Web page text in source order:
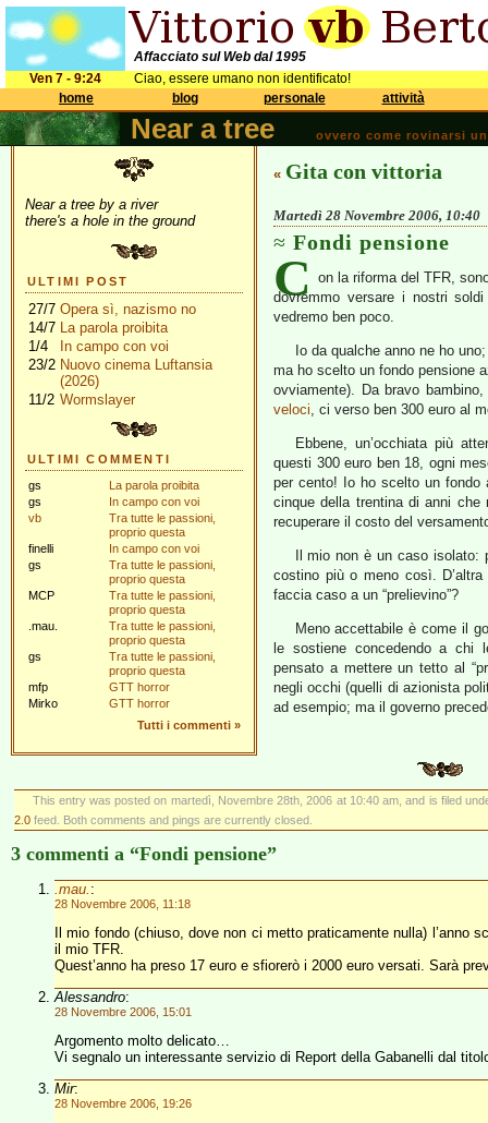
Affacciato sul Web dal 1995
Ven 7 - 9:24
Ciao, essere umano non identificato!
home
blog personale attività
Near a tree ovvero come rovinarsi
Near a tree by a river
there's a hole in the ground
ULTIMI POST
27/7 Opera sì, nazismo no
14/7 La parola proibita
1/4
In campo con voi
23/2 Nuovo cinema Luftansia
(2026)
11/2 Wormslayer
ULTIMI COMMENTI
gs
La parola proibita
gs
In campo con voi
vb
Tra tutte le passioni,
proprio questa
finelli
In campo con voi
gs
Tra tutte le passioni,
proprio questa
MCP
Tra tutte le passioni,
proprio questa
.mau.
Tra tutte le passioni,
proprio questa
gs
Tra tutte le passioni,
proprio questa
mfp
GTT horror
Mirko
GTT horror
Tutti i commenti »
« Gita con vittoria
Martedì 28 Novembre 2006, 10:40
Fondi pensione
C
on la riforma del TFR,
dovremmo versare i nostri
vedremo ben poco.
Io da qualche anno ne ho
ma ho scelto un fondo pensione
ovviamente). Da bravo
veloci, ci verso ben 300 euro al
Ebbene, un’occhiata più
questi 300 euro ben 18, ogni
per cento! Io ho scelto un fondo
cinque della trentina di anni che
recuperare il costo del
Il mio non è un caso
costino più o meno così.
faccia caso a un “prelievino”?
Meno accettabile è come il
le sostiene concedendo a chi
pensato a mettere un tetto al
negli occhi (quelli di azionista
ad esempio; ma il governo
This entry was posted on martedì, Novembre 28th, 2006 at 10:40 am, and is filed
2.0 feed. Both comments and pings are currently closed.
3 commenti a “Fondi pensione”
.mau. :
28 Novembre 2006, 11:18
Il mio fondo (chiuso, dove non ci metto praticamente nulla) l’anno
il mio TFR.
Quest’anno ha preso 17 euro e sfiorerò i 2000 euro versati. Sarà
Alessandro:
28 Novembre 2006, 15:01
Argomento molto delicato…
Vi segnalo un interessante servizio di Report della Gabanelli dal
Mir:
28 Novembre 2006, 19:26